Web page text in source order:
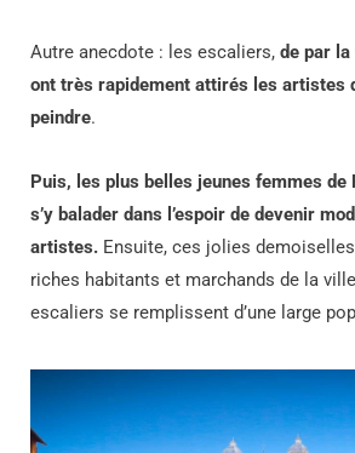
Autre anecdote : les escaliers, de par la
ont très rapidement attirés les artistes
peindre.
Puis, les plus belles jeunes femmes de
s’y balader dans l’espoir de devenir
artistes. Ensuite, ces jolies
riches habitants et marchands de la
escaliers se remplissent d’une large